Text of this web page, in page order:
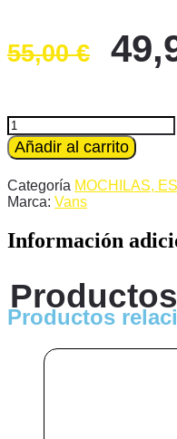
55,00€
El
era:
55,00
Mochila
Vans
negro
Glitter
cantidad
Añadir al carrito
Categoría MOCHILAS,
Marca: Vans
Información
Productos